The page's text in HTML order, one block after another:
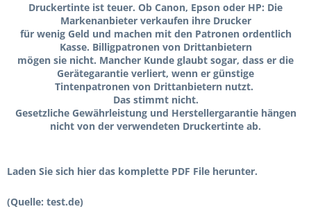
Druckertinte ist teuer. Ob Canon, Epson oder HP: Die
Markenanbieter verkaufen ihre Drucker
für wenig Geld und machen mit den Patronen ordentlich
Kasse. Billigpatronen von Drittanbietern
mögen sie nicht. Mancher Kunde glaubt sogar, dass er die
Gerätegarantie verliert, wenn er günstige
Tintenpatronen von Drittanbietern nutzt.
Das stimmt nicht.
Gesetzliche Gewährleistung und Herstellergarantie hängen
nicht von der verwendeten Druckertinte ab.
Laden Sie sich hier das komplette PDF File herunter.
(Quelle: test.de)